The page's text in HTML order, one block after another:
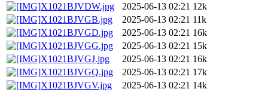
X1021BJVDW.jpg
2025-06-13 02:21 12k
X1021BJVGB.jpg
2025-06-13 02:21 11k
X1021BJVGD.jpg
2025-06-13 02:21 16k
X1021BJVGG.jpg
2025-06-13 02:21 15k
X1021BJVGJ.jpg
2025-06-13 02:21 16k
X1021BJVGQ.jpg
2025-06-13 02:21 17k
X1021BJVGV.jpg
2025-06-13 02:21 14k